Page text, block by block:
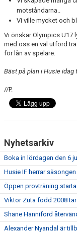
motståndarna..
Vi ville mycket och
Vi önskar Olympics U17
med oss en väl utförd
för lån av spelare.
Bäst på plan i Husie idag
//P.
Nyhetsarkiv
Boka in lördagen den 6
Husie IF herrar
Öppen provträning
Viktor Zuta född 2008
Shane Hanniford
Alexander Nyandal är